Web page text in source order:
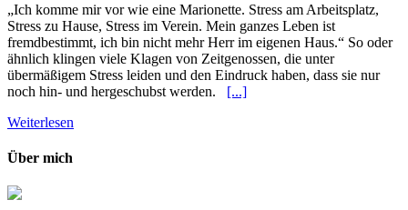
„Ich komme mir vor wie eine Marionette. Stress am Arbeitsplatz,
Stress zu Hause, Stress im Verein. Mein ganzes Leben ist
fremdbestimmt, ich bin nicht mehr Herr im eigenen Haus.“ So oder
ähnlich klingen viele Klagen von Zeitgenossen, die unter
übermäßigem Stress leiden und den Eindruck haben, dass sie nur
noch hin- und hergeschubst werden. [...]
Weiterlesen
Über mich